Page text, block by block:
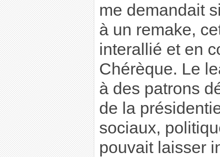
me demandait
à un remake,
interallié et en
Chérèque. Le
à des patrons
de la
sociaux,
pouvait laisser